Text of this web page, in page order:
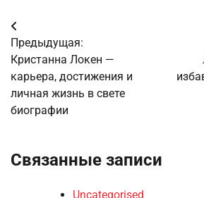
Навигация
по
записям
Предыдущая:
Кристанна Локен —
карьера, достижения и
личная жизнь в свете
биографии
Связанные записи
Uncategorised